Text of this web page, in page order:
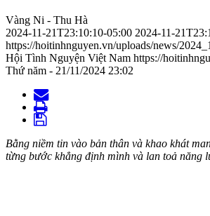
Vàng Ni - Thu Hà
2024-11-21T23:10:10-05:00 2024-11-
https://hoitinhnguyen.vn/uploads/news/
Hội Tình Nguyện Việt Nam https://
Thứ năm - 21/11/2024 23:02
Bằng niềm tin vào bản thân và khao khát
từng bước khẳng định mình và lan toả năng